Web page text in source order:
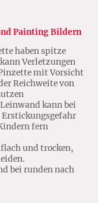
Painting Bildern
haben spitze
Verletzungen
mit Vorsicht
Reichweite von
kann bei
Erstickungsgefahr
fern
und trocken,
bei runden nach